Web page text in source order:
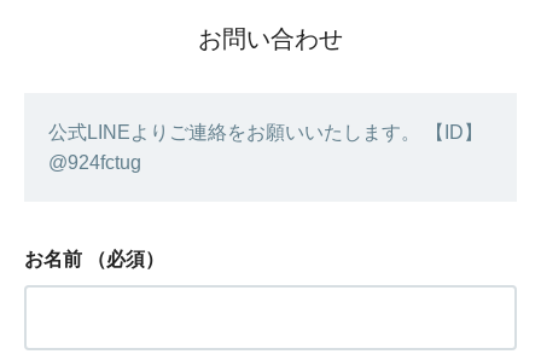
お問い合わせ
公式LINEよりご連絡をお願いいたします。 【ID】
@924fctug
お名前 （必須）